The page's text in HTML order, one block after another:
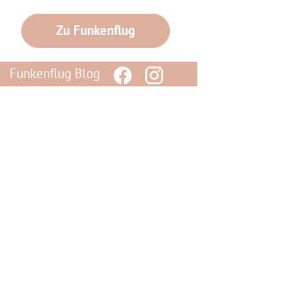
Zu Funkenflug
Funkenflug Blog